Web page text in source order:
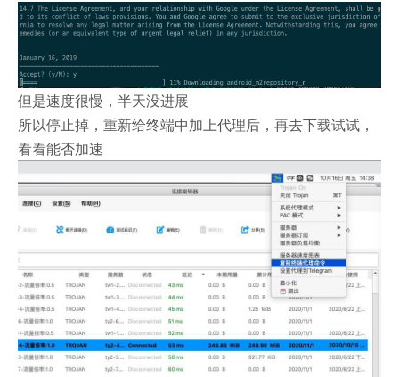
但是速度很慢，半天没进展
所以停止掉，重新给终端中加上代理后，再去下载试试，
看看能否加速